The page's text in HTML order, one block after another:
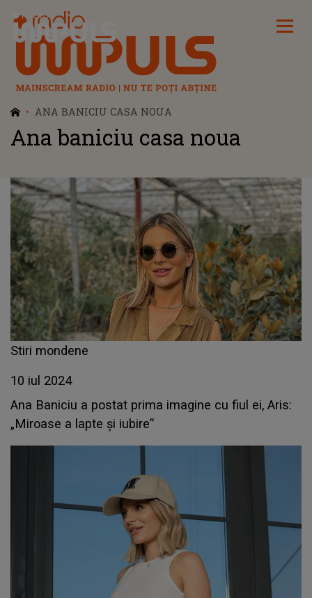
Radio Impuls
ANA BANICIU CASA NOUA
Ana baniciu casa noua
Stiri mondene
10 iul 2024
Ana Baniciu a postat prima imagine cu fiul ei, Aris:
„Miroase a lapte și iubire”